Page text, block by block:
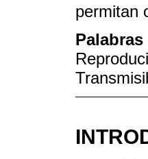
permitan
Palabras